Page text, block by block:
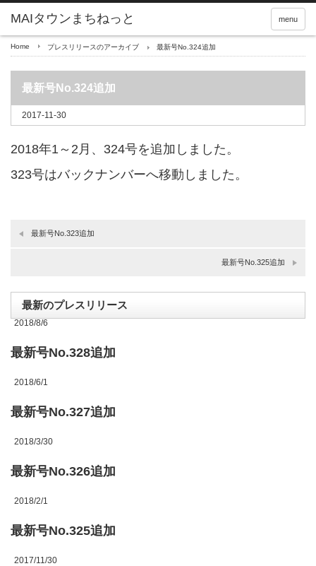
menu
Home プレスリリースのアーカイブ 最新号No.324追加
最新号No.324追加
2017-11-30
2018年1～2月、324号を追加しました。
323号はバックナンバーへ移動しました。
最新号No.323追加
最新号No.325追加
最新のプレスリリース
2018/8/6
最新号No.328追加
2018/6/1
最新号No.327追加
2018/3/30
最新号No.326追加
2018/2/1
最新号No.325追加
2017/11/30